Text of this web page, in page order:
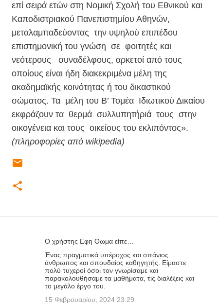
επί σειρά ετών στη Νομική Σχολή του Εθνικού και
Καποδιστριακού Πανεπιστημίου Αθηνών,
μεταλαμπαδεύοντας την υψηλού επιπέδου
επιστημονική του γνώση σε φοιτητές και
νεότερους συναδέλφους, αρκετοί από τους
οποίους είναι ήδη διακεκριμένα μέλη της
ακαδημαϊκής κοινότητας ή του δικαστικού
σώματος. Τα μέλη του Β’ Τομέα Ιδιωτικού Δικαίου
εκφράζουν τα θερμά συλλυπητήριά τους στην
οικογένεια και τους οικείους του εκλιπόντος».
(πληροφορίες από wikipedia)
Ο χρήστης Εφη Θωμα είπε…
Ένας πραγματικά υπέροχος και σπάνιος
άνθρωπος και σπουδαίος καθηγητής. Είμαστε
πολύ τυχεροί όσοι τον γνωρίσαμε και
παρακολουθήσαμε τα μαθήματα, τις διαλέξεις και
το μεγάλο έργο του.
15 Φεβρουαρίου, 2024 23:29